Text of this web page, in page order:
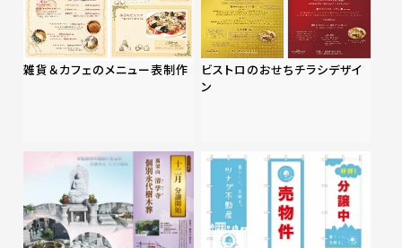
雑貨＆カフェのメニュー表制作
ビストロのおせちチラシデザイ
ン